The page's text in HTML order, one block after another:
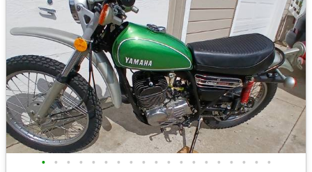
• • • • • • • • • • • • • • • • • • •